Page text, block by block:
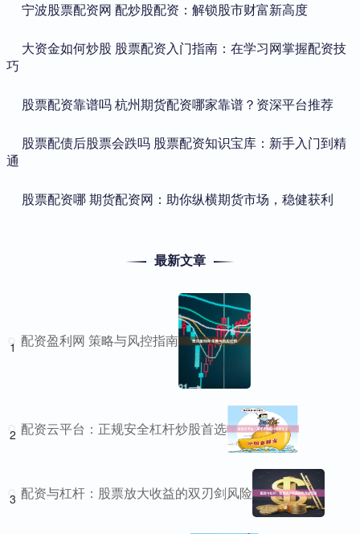
​宁波股票配资网 配炒股配资：解锁股市财富新高度
​大资金如何炒股 股票配资入门指南：在学习网掌握配资技
巧
​股票配资靠谱吗 杭州期货配资哪家靠谱？资深平台推荐
​股票配债后股票会跌吗 股票配资知识宝库：新手入门到精
通
​股票配资哪 期货配资网：助你纵横期货市场，稳健获利
最新文章
1 配资盈利网 策略与风控指南
2 配资云平台：正规安全杠杆炒股首选
3 配资与杠杆：股票放大收益的双刃剑风险